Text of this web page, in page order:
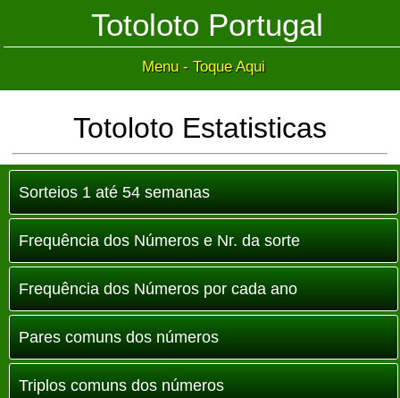
Totoloto Portugal
Menu - Toque Aqui
Totoloto Estatisticas
Sorteios 1 até 54 semanas
Frequência dos Números e Nr. da sorte
Frequência dos Números por cada ano
Pares comuns dos números
Triplos comuns dos números